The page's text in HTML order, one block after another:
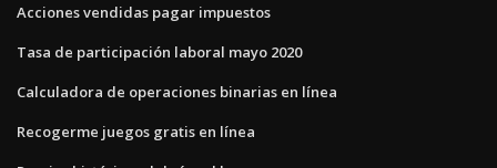
Acciones vendidas pagar impuestos
Tasa de participación laboral mayo 2020
Calculadora de operaciones binarias en línea
Recogerme juegos gratis en línea